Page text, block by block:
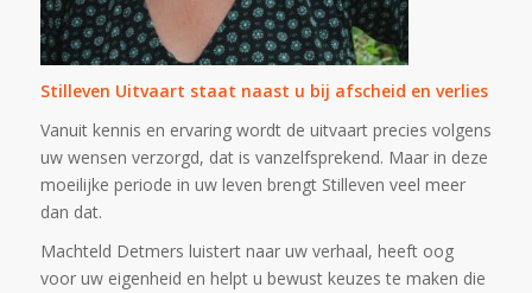
Stilleven Uitvaart staat naast u bij afscheid en verlies
Vanuit kennis en ervaring wordt de uitvaart precies volgens
uw wensen verzorgd, dat is vanzelfsprekend. Maar in deze
moeilijke periode in uw leven brengt Stilleven veel meer
dan dat.
Machteld Detmers luistert naar uw verhaal, heeft oog
voor uw eigenheid en helpt u bewust keuzes te maken die